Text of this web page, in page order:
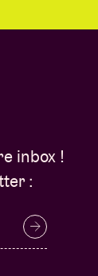
inbox !
: